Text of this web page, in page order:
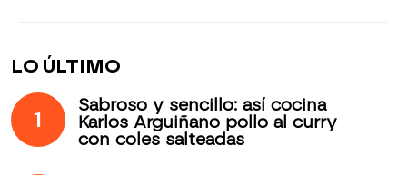
LO ÚLTIMO
1
Sabroso y sencillo: así cocina
Karlos Arguiñano pollo al curry
con coles salteadas